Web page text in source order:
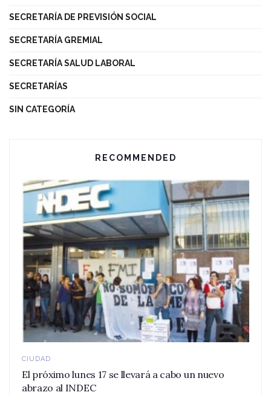
SECRETARÍA DE PREVISIÓN SOCIAL
SECRETARÍA GREMIAL
SECRETARÍA SALUD LABORAL
SECRETARÍAS
SIN CATEGORÍA
RECOMMENDED
CIUDAD
El próximo lunes 17 se llevará a cabo un nuevo
abrazo al INDEC